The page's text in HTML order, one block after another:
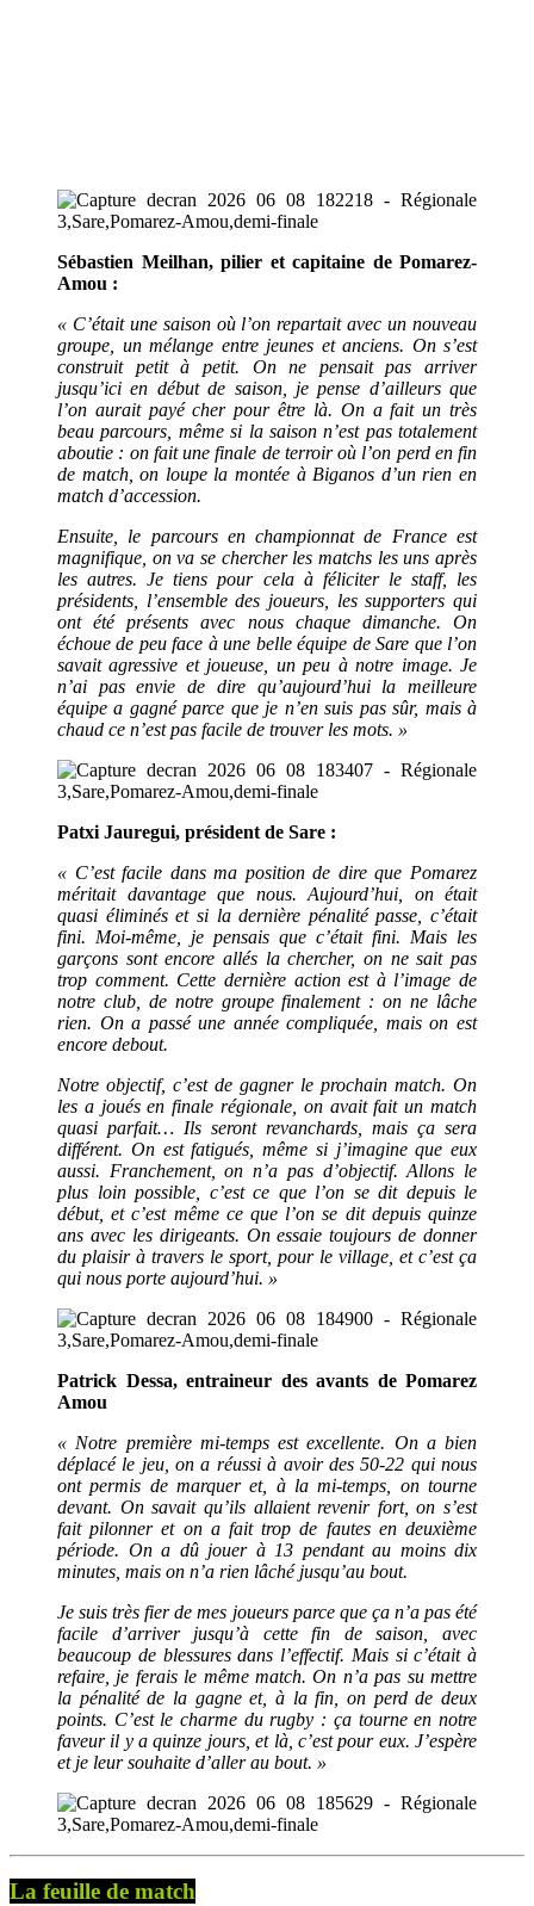
Sébastien Meilhan, pilier et capitaine de Pomarez-
Amou :
« C’était une saison où l’on repartait avec un nouveau
groupe, un mélange entre jeunes et anciens. On s’est
construit petit à petit. On ne pensait pas arriver
jusqu’ici en début de saison, je pense d’ailleurs que
l’on aurait payé cher pour être là. On a fait un très
beau parcours, même si la saison n’est pas totalement
aboutie : on fait une finale de terroir où l’on perd en fin
de match, on loupe la montée à Biganos d’un rien en
match d’accession.
Ensuite, le parcours en championnat de France est
magnifique, on va se chercher les matchs les uns après
les autres. Je tiens pour cela à féliciter le staff, les
présidents, l’ensemble des joueurs, les supporters qui
ont été présents avec nous chaque dimanche. On
échoue de peu face à une belle équipe de Sare que l’on
savait agressive et joueuse, un peu à notre image. Je
n’ai pas envie de dire qu’aujourd’hui la meilleure
équipe a gagné parce que je n’en suis pas sûr, mais à
chaud ce n’est pas facile de trouver les mots. »
Patxi Jauregui, président de Sare :
« C’est facile dans ma position de dire que Pomarez
méritait davantage que nous. Aujourd’hui, on était
quasi éliminés et si la dernière pénalité passe, c’était
fini. Moi-même, je pensais que c’était fini. Mais les
garçons sont encore allés la chercher, on ne sait pas
trop comment. Cette dernière action est à l’image de
notre club, de notre groupe finalement : on ne lâche
rien. On a passé une année compliquée, mais on est
encore debout.
Notre objectif, c’est de gagner le prochain match. On
les a joués en finale régionale, on avait fait un match
quasi parfait… Ils seront revanchards, mais ça sera
différent. On est fatigués, même si j’imagine que eux
aussi. Franchement, on n’a pas d’objectif. Allons le
plus loin possible, c’est ce que l’on se dit depuis le
début, et c’est même ce que l’on se dit depuis quinze
ans avec les dirigeants. On essaie toujours de donner
du plaisir à travers le sport, pour le village, et c’est ça
qui nous porte aujourd’hui. »
Patrick Dessa, entraineur des avants de Pomarez
Amou
« Notre première mi-temps est excellente. On a bien
déplacé le jeu, on a réussi à avoir des 50-22 qui nous
ont permis de marquer et, à la mi-temps, on tourne
devant. On savait qu’ils allaient revenir fort, on s’est
fait pilonner et on a fait trop de fautes en deuxième
période. On a dû jouer à 13 pendant au moins dix
minutes, mais on n’a rien lâché jusqu’au bout.
Je suis très fier de mes joueurs parce que ça n’a pas été
facile d’arriver jusqu’à cette fin de saison, avec
beaucoup de blessures dans l’effectif. Mais si c’était à
refaire, je ferais le même match. On n’a pas su mettre
la pénalité de la gagne et, à la fin, on perd de deux
points. C’est le charme du rugby : ça tourne en notre
faveur il y a quinze jours, et là, c’est pour eux. J’espère
et je leur souhaite d’aller au bout. »
La feuille de match